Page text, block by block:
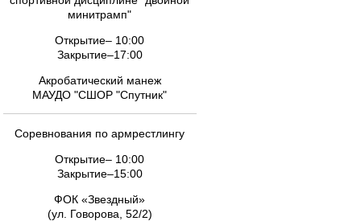
минитрамп"
Открытие– 10:00
Закрытие–17:00
Акробатический манеж
МАУДО "СШОР "Спутник"
Соревнования по армрестлингу
Открытие– 10:00
Закрытие–15:00
ФОК «Звездный»
(ул. Говорова, 52/2)